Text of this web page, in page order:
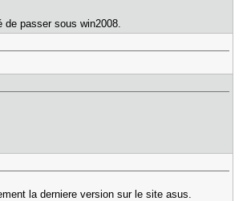
de passer sous win2008.
la derniere version sur le site asus.